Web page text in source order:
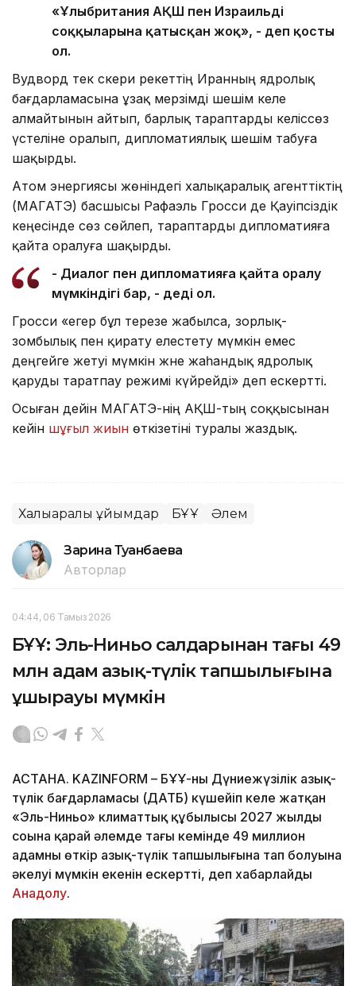
«Ұлыбритания АҚШ пен Израильдің
соққыларына қатысқан жоқ», - деп қосты
ол.
Вудворд тек әскери әрекеттің Иранның ядролық
бағдарламасына ұзақ мерзімді шешім әкеле
алмайтынын айтып, барлық тараптарды келіссөз
үстеліне оралып, дипломатиялық шешім табуға
шақырды.
Атом энергиясы жөніндегі халықаралық агенттіктің
(МАГАТЭ) басшысы Рафаэль Гросси де Қауіпсіздік
кеңесінде сөз сөйлеп, тараптарды дипломатияға
қайта оралуға шақырды.
- Диалог пен дипломатияға қайта оралу
мүмкіндігі бар, - деді ол.
Гросси «егер бұл терезе жабылса, зорлық-
зомбылық пен қирату елестету мүмкін емес
деңгейге жетуі мүмкін және жаһандық ядролық
қаруды таратпау режимі күйрейді» деп ескертті.
Осыған дейін МАГАТЭ-нің АҚШ-тың соққысынан
кейін шұғыл жиын өткізетіні туралы жаздық.
Халықаралық ұйымдар БҰҰ Әлем
Зарина Туғанбаева
Авторлар
04:44, 06 Тамыз 2026
БҰҰ: Эль-Ниньо салдарынан тағы 49
млн адам азық-түлік тапшылығына
ұшырауы мүмкін
АСТАНА. KAZINFORM – БҰҰ-ның Дүниежүзілік азық-
түлік бағдарламасы (ДАТБ) күшейіп келе жатқан
«Эль-Ниньо» климаттық құбылысы 2027 жылдың
соңына қарай әлемде тағы кемінде 49 миллион
адамның өткір азық-түлік тапшылығына тап болуына
әкелуі мүмкін екенін ескертті, деп хабарлайды
Анадолу.